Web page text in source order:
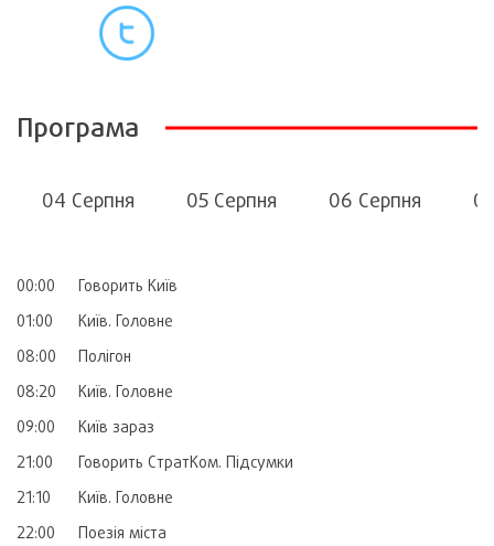
Програма
04 Серпня 05 Серпня 06 Серпня
00:00
Говорить Київ
01:00
Київ. Головне
08:00
Полігон
08:20
Київ. Головне
09:00
Київ зараз
21:00
Говорить СтратКом. Підсумки
21:10
Київ. Головне
22:00
Поезія міста